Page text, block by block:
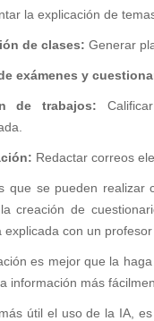
la explicación de
de clases: Generar
exámenes y
de trabajos:
Redactar correos
que se pueden realizar
creación de
explicada con un profesor
es mejor que la
información más
útil el uso de la IA,